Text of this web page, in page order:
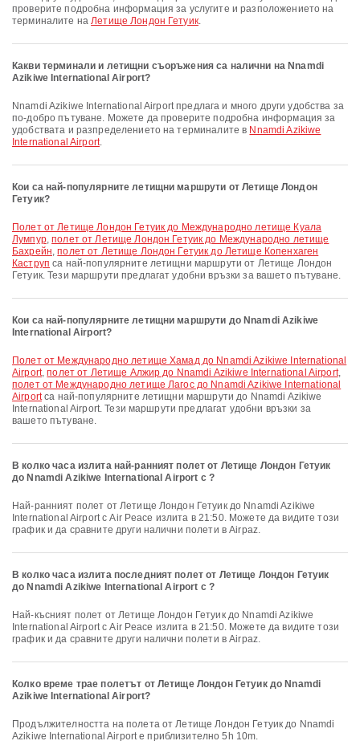
проверите подробна информация за услугите и разположението на
терминалите наЛетище Лондон Гетуик.
Какви терминали и летищни съоръжения са налични на Nnamdi
Azikiwe International Airport?
Nnamdi Azikiwe International Airport предлага и много други удобства за
по-добро пътуване. Можете да проверите подробна информация за
удобствата и разпределението на терминалите в Nnamdi Azikiwe
International Airport.
Кои са най-популярните летищни маршрути от Летище Лондон
Гетуик?
полет от Летище Лондон Гетуик до Международно летище Куала
Лумпур,полет от Летище Лондон Гетуик до Международно летище
Бахрейн,полет от Летище Лондон Гетуик до Летище Копенхаген
Каструп са най-популярните летищни маршрути от Летище Лондон
Гетуик. Тези маршрути предлагат удобни връзки за вашето пътуване.
Кои са най-популярните летищни маршрути до Nnamdi Azikiwe
International Airport?
полет от Международно летище Хамад до Nnamdi Azikiwe International
Airport,полет от Летище Алжир до Nnamdi Azikiwe International Airport,
полет от Международно летище Лагос до Nnamdi Azikiwe International
Airportса най-популярните летищни маршрути до Nnamdi Azikiwe
International Airport. Тези маршрути предлагат удобни връзки за
вашето пътуване.
В колко часа излита най-ранният полет от Летище Лондон Гетуик
до Nnamdi Azikiwe International Airport с ?
Най-ранният полет от Летище Лондон Гетуик до Nnamdi Azikiwe
International Airport с Air Peace излита в 21:50. Можете да видите този
график и да сравните други налични полети в Airpaz.
В колко часа излита последният полет от Летище Лондон Гетуик
до Nnamdi Azikiwe International Airport с ?
Най-късният полет от Летище Лондон Гетуик до Nnamdi Azikiwe
International Airport с Air Peace излита в 21:50. Можете да видите този
график и да сравните други налични полети в Airpaz.
Колко време трае полетът от Летище Лондон Гетуик до Nnamdi
Azikiwe International Airport?
Продължителността на полета от Летище Лондон Гетуик до Nnamdi
Azikiwe International Airport е приблизително 5h 10m.